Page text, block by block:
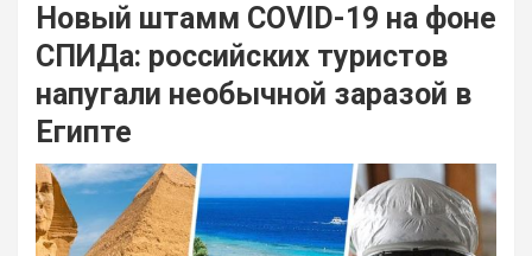
Новый штамм COVID-19 на фоне
СПИДа: российских туристов
напугали необычной заразой в
Египте